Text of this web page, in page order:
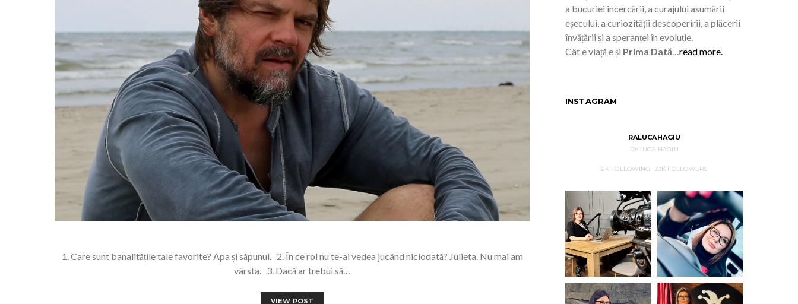
1. Care sunt banalitățile tale favorite? Apa și săpunul. 2. În ce rol nu te-ai vedea jucând niciodată? Julieta. Nu mai am
vârsta. 3. Dacă ar trebui să…
VIEW POST
a bucuriei încercării, a curajului asumării
eșecului, a curiozității descoperirii, a plăcerii
învățării și a speranței în evoluție.
Cât e viață e și Prima Dată…read more.
INSTAGRAM
RALUCAHAGIU
RALUCA HAGIU
6KFOLLOWING 33K FOLLOWERS